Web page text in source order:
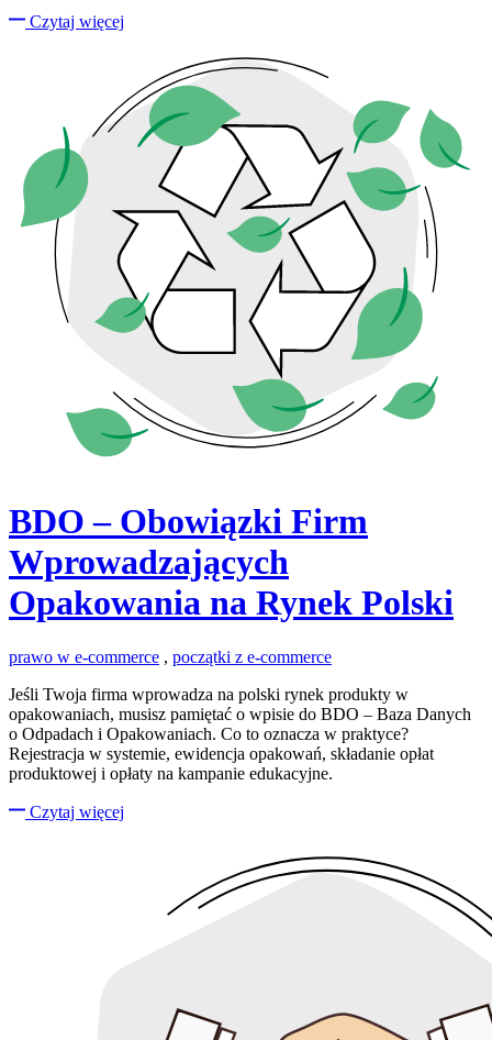
Czytaj więcej
BDO – Obowiązki Firm
Wprowadzających
Opakowania na Rynek Polski
prawo w e-commerce , początki z e-commerce
Jeśli Twoja firma wprowadza na polski rynek produkty w
opakowaniach, musisz pamiętać o wpisie do BDO – Baza Danych
o Odpadach i Opakowaniach. Co to oznacza w praktyce?
Rejestracja w systemie, ewidencja opakowań, składanie opłat
produktowej i opłaty na kampanie edukacyjne.
Czytaj więcej